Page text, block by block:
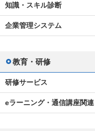
知識・スキル診断
企業管理システム
教育・研修
研修サービス
eラーニング・通信講座関連